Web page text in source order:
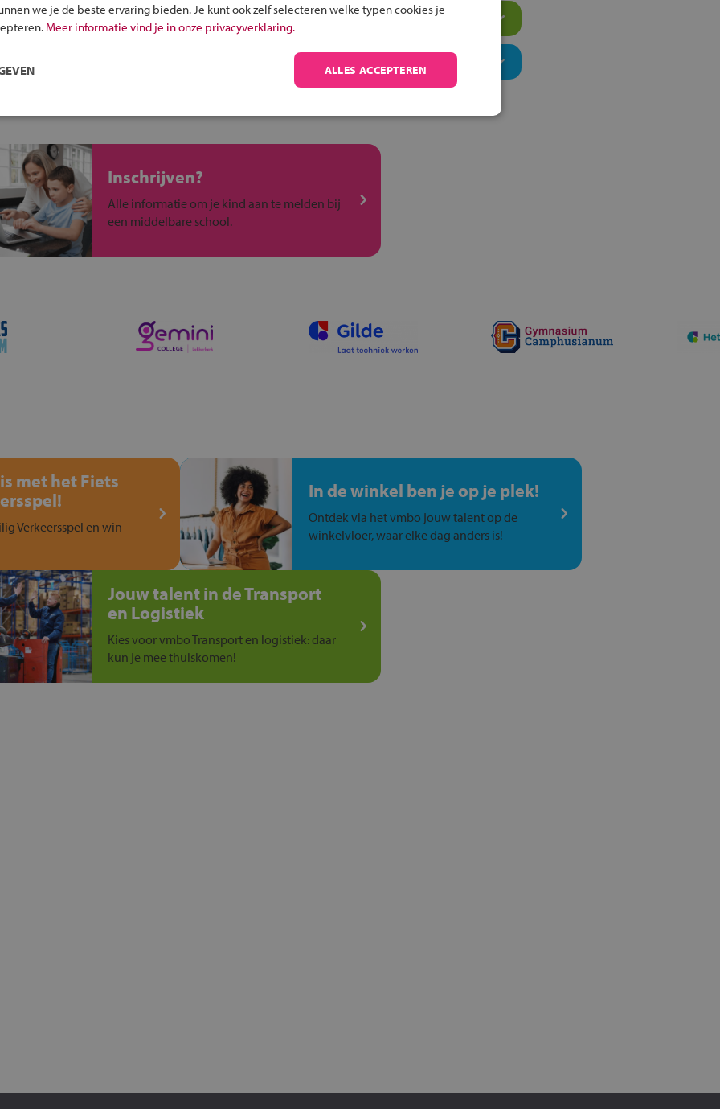
scholen in jouw regio
Inschrijven?
Alle informatie om je kind aan te melden bij
een middelbare school.
met het Fiets
Verkeersspel en win
In de winkel ben je op je plek!
Ontdek via het vmbo jouw talent op de
winkelvloer, waar elke dag anders is!
Jouw talent in de Transport
en Logistiek
Kies voor vmbo Transport en logistiek: daar
kun je mee thuiskomen!
we je de beste ervaring bieden. Je kunt ook zelf selecteren welke typen cookies je
Meer informatie vind je in onze privacyverklaring.
ALLES ACCEPTEREN